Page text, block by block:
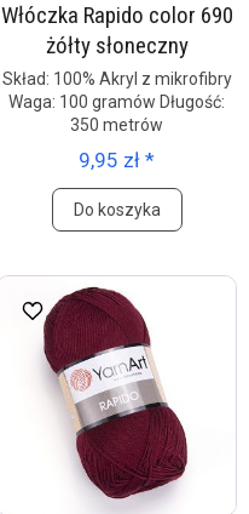
Włóczka Rapido color 690
żółty słoneczny
Skład: 100% Akryl z mikrofibry
Waga: 100 gramów Długość:
350 metrów
9,95 zł *
Do koszyka